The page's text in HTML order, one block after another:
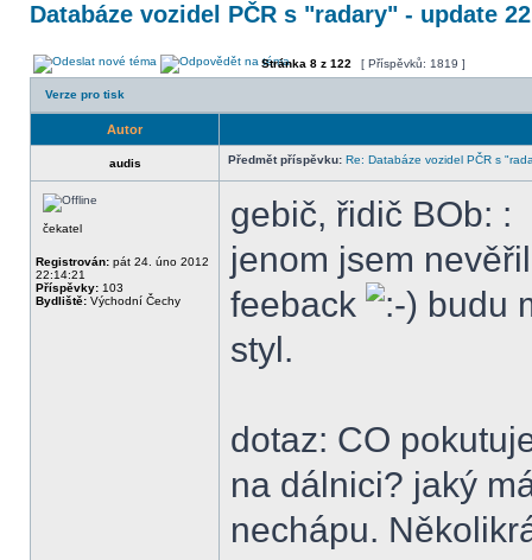
Databáze vozidel PČR s "radary" - update
Stránka 8 z 122 [ Příspěvků: 1819 ]
Verze pro tisk
Autor
audis Předmět příspěvku: Re: Databáze vozidel PČR s
čekatel
Registrován: pát 24. úno 2012
22:14:21
Příspěvky: 103
Bydliště: Východní Čechy
gebič, řidič BOb: :
jenom jsem
feeback
budu
styl.
dotaz: CO
na dálnici? jaký
nechápu.